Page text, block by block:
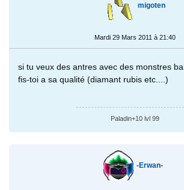
migoten
Mardi 29 Mars 2011 à 21:40
si tu veux des antres avec des monstres
fis-toi a sa qualité (diamant rubis etc....)
Paladin+10 lvl 99
-Erwan-